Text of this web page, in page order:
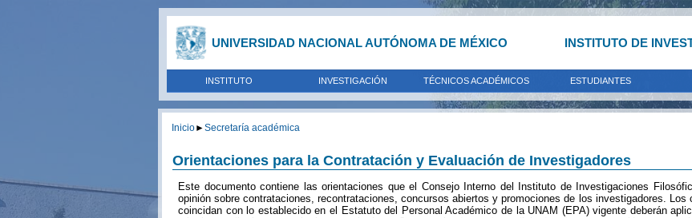
UNIVERSIDAD NACIONAL AUTÓNOMA DE MÉXICO INSTITUTO DE
INSTITUTO INVESTIGACIÓN TÉCNICOS ACADÉMICOS ESTUDIANTES
Inicio► Secretaría académica
Orientaciones para la Contratación y Evaluación de Investigadores
Este documento contiene las orientaciones que el Consejo Interno del Instituto de Investigaciones
opinión sobre contrataciones, recontrataciones, concursos abiertos y promociones de los investigadores.
coincidan con lo establecido en el Estatuto del Personal Académico de la UNAM (EPA) vigente deberán